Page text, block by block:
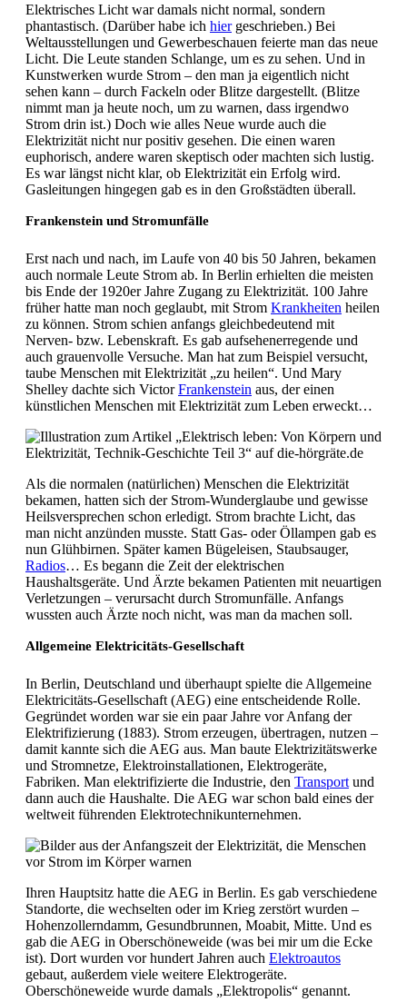
Elektrisches Licht war damals nicht normal, sondern
phantastisch. (Darüber habe ich hiergeschrieben.) Bei
Weltausstellungen und Gewerbeschauen feierte man das neue
Licht. Die Leute standen Schlange, um es zu sehen. Und in
Kunstwerken wurde Strom – den man ja eigentlich nicht
sehen kann – durch Fackeln oder Blitze dargestellt. (Blitze
nimmt man ja heute noch, um zu warnen, dass irgendwo
Strom drin ist.) Doch wie alles Neue wurde auch die
Elektrizität nicht nur positiv gesehen. Die einen waren
euphorisch, andere waren skeptisch oder machten sich lustig.
Es war längst nicht klar, ob Elektrizität ein Erfolg wird.
Gasleitungen hingegen gab es in den Großstädten überall.
Frankenstein und Stromunfälle
Erst nach und nach, im Laufe von 40 bis 50 Jahren, bekamen
auch normale Leute Strom ab. In Berlin erhielten die meisten
bis Ende der 1920er Jahre Zugang zu Elektrizität. 100 Jahre
früher hatte man noch geglaubt, mit Strom Krankheiten heilen
zu können. Strom schien anfangs gleichbedeutend mit
Nerven- bzw. Lebenskraft. Es gab aufsehenerregende und
auch grauenvolle Versuche. Man hat zum Beispiel versucht,
taube Menschen mit Elektrizität „zu heilen“. Und Mary
Shelley dachte sich VictorFrankenstein aus, der einen
künstlichen Menschen mit Elektrizität zum Leben erweckt…
Als die normalen (natürlichen) Menschen die Elektrizität
bekamen, hatten sich der Strom-Wunderglaube und gewisse
Heilsversprechen schon erledigt. Strom brachte Licht, das
man nicht anzünden musste. Statt Gas- oder Öllampen gab es
nun Glühbirnen. Später kamen Bügeleisen, Staubsauger,
Radios… Es begann die Zeit der elektrischen
Haushaltsgeräte. Und Ärzte bekamen Patienten mit neuartigen
Verletzungen – verursacht durch Stromunfälle. Anfangs
wussten auch Ärzte noch nicht, was man da machen soll.
Allgemeine Elektricitäts-Gesellschaft
In Berlin, Deutschland und überhaupt spielte die Allgemeine
Elektricitäts-Gesellschaft (AEG) eine entscheidende Rolle.
Gegründet worden war sie ein paar Jahre vor Anfang der
Elektrifizierung (1883). Strom erzeugen, übertragen, nutzen –
damit kannte sich die AEG aus. Man baute Elektrizitätswerke
und Stromnetze, Elektroinstallationen, Elektrogeräte,
Fabriken. Man elektrifizierte die Industrie, den Transport und
dann auch die Haushalte. Die AEG war schon bald eines der
weltweit führenden Elektrotechnikunternehmen.
Ihren Hauptsitz hatte die AEG in Berlin. Es gab verschiedene
Standorte, die wechselten oder im Krieg zerstört wurden –
Hohenzollerndamm, Gesundbrunnen, Moabit, Mitte. Und es
gab die AEG in Oberschöneweide (was bei mir um die Ecke
ist). Dort wurden vor hundert Jahren auch Elektroautos
gebaut, außerdem viele weitere Elektrogeräte.
Oberschöneweide wurde damals „Elektropolis“ genannt.